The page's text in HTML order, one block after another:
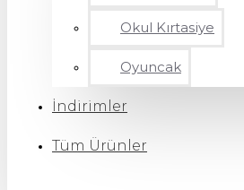
Okul Kırtasiye
Oyuncak
İndirimler
Tüm Ürünler